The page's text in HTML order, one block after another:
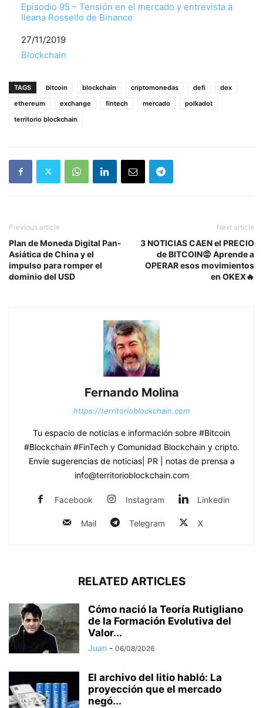
Episodio 95 – Tensión en el mercado y entrevista a
Ileana Rossello de Binance
Fecha
27/11/2019
Respecto a
Blockchain
TAGS bitcoin blockchain criptomonedas defi
dex
ethereum
exchange fintech mercado
polkadot
territorio blockchain
Previous article
Plan de Moneda Digital Pan-
Asiática de China y el
impulso para romper el
dominio del USD
Next article
3 NOTICIAS CAEN el PRECIO
de BITCOIN😡 Aprende a
OPERAR esos movimientos
en OKEX🔥
Fernando Molina
https://territorioblockchain.com
Tu espacio de noticias e información sobre #Bitcoin
#Blockchain #FinTech y Comunidad Blockchain y cripto.
Envíe sugerencias de noticias| PR | notas de prensa a
info@territorioblockchain.com
Facebook Instagram Linkedin
Mail Telegram X
RELATED ARTICLES
Cómo nació la Teoría Rutigliano
de la Formación Evolutiva del
Valor...
Juan - 06/08/2026
El archivo del litio habló: La
proyección que el mercado
negó...